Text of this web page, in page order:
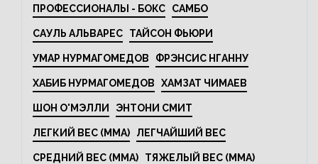
ПРОФЕССИОНАЛЫ - БОКС САМБО
САУЛЬ АЛЬВАРЕС ТАЙСОН ФЬЮРИ
УМАР НУРМАГОМЕДОВ ФРЭНСИС НГАННУ
ХАБИБ НУРМАГОМЕДОВ ХАМЗАТ ЧИМАЕВ
ШОН О'МЭЛЛИ ЭНТОНИ СМИТ
ЛЕГКИЙ ВЕС (MMA) ЛЕГЧАЙШИЙ ВЕС
СРЕДНИЙ ВЕС (MMA) ТЯЖЕЛЫЙ ВЕС (MMA)